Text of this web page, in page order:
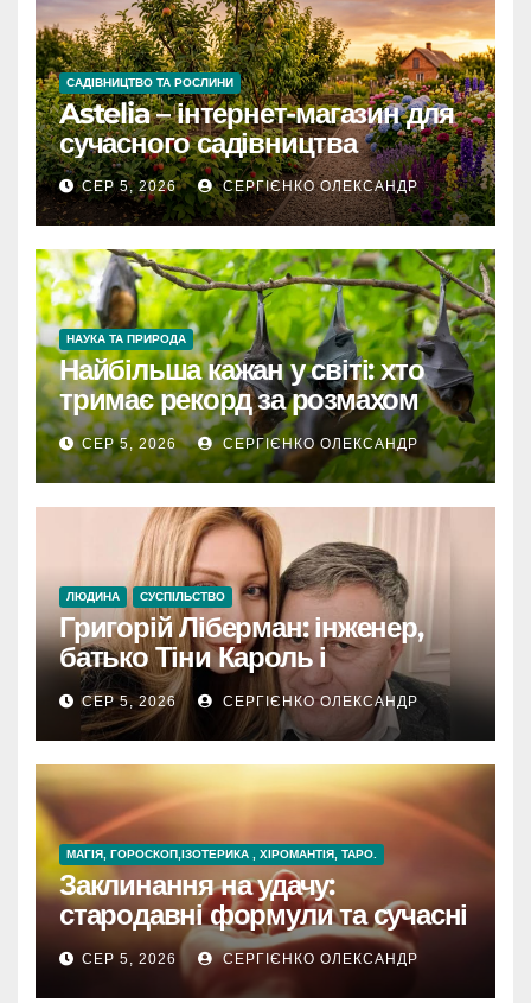
САДІВНИЦТВО ТА РОСЛИНИ
Astelia – інтернет-магазин для
сучасного садівництва
СЕР 5, 2026 СЕРГІЄНКО ОЛЕКСАНДР
НАУКА ТА ПРИРОДА
Найбільша кажан у світі: хто
тримає рекорд за розмахом
крил
СЕР 5, 2026 СЕРГІЄНКО ОЛЕКСАНДР
ЛЮДИНА СУСПІЛЬСТВО
Григорій Ліберман: інженер,
батько Тіни Кароль і
доброволець ТрО
СЕР 5, 2026 СЕРГІЄНКО ОЛЕКСАНДР
МАГІЯ, ГОРОСКОП,ІЗОТЕРИКА , ХІРОМАНТІЯ, ТАРО.
Заклинання на удачу:
стародавні формули та сучасні
секрети везіння
СЕР 5, 2026 СЕРГІЄНКО ОЛЕКСАНДР